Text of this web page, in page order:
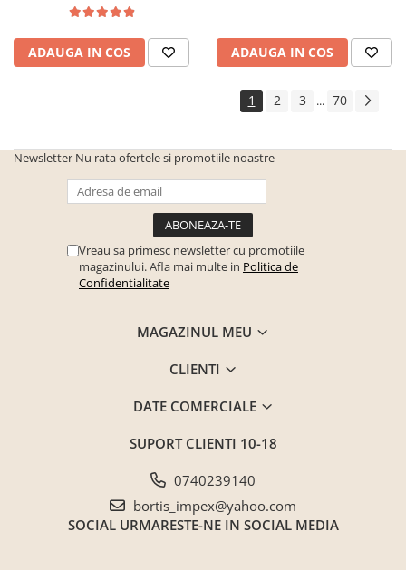
Masini de spalat vase
Storcatoare
Saltele ,Perne,Topper
Paturi tapitate , Canapele si Coltare
Coltare/canapele in L
Paturi tapitate dormitor
Jaluzele verticale la comanda
Produse cu livrare in 24H
Mobilier clasic/rustic/vintage
Paturi tapitate dormitor
ADAUGA IN COS ADAUGA IN COS
1 2 3 ... 70
Newsletter Nu rata ofertele si promotiile noastre
Vreau sa primesc newsletter cu promotiile
magazinului. Afla mai multe in Politica de
Confidentialitate
MAGAZINUL MEU
CLIENTI
DATE COMERCIALE
SUPORT CLIENTI 10-18
0740239140
bortis_impex@yahoo.com
SOCIAL URMARESTE-NE IN SOCIAL MEDIA